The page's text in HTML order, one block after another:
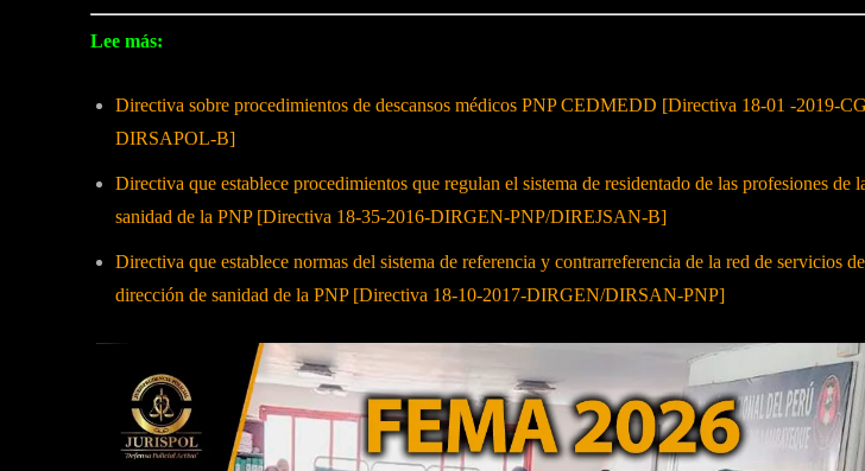
Lee más:
Directiva sobre procedimientos de descansos médicos PNP CEDMEDD [Directiva 18-01 -2019-
DIRSAPOL-B]
Directiva que establece procedimientos que regulan el sistema de residentado de las profesiones de
sanidad de la PNP [Directiva 18-35-2016-DIRGEN-PNP/DIREJSAN-B]
Directiva que establece normas del sistema de referencia y contrarreferencia de la red de servicios
dirección de sanidad de la PNP [Directiva 18-10-2017-DIRGEN/DIRSAN-PNP]